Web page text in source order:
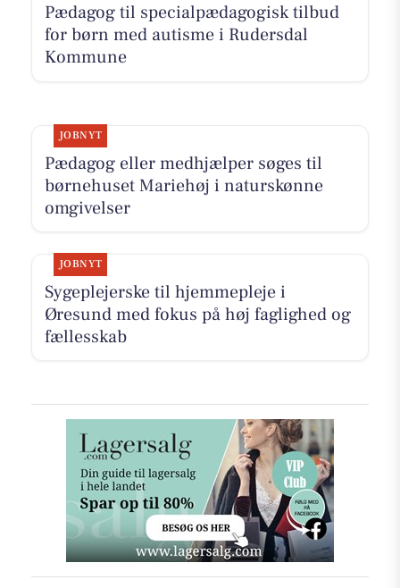
Pædagog til specialpædagogisk tilbud
for børn med autisme i Rudersdal
Kommune
JOBNYT
Pædagog eller medhjælper søges til
børnehuset Mariehøj i naturskønne
omgivelser
JOBNYT
Sygeplejerske til hjemmepleje i
Øresund med fokus på høj faglighed og
fællesskab